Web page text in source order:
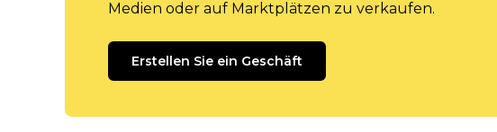
Medien oder auf Marktplätzen zu verkaufen.
Erstellen Sie ein Geschäft